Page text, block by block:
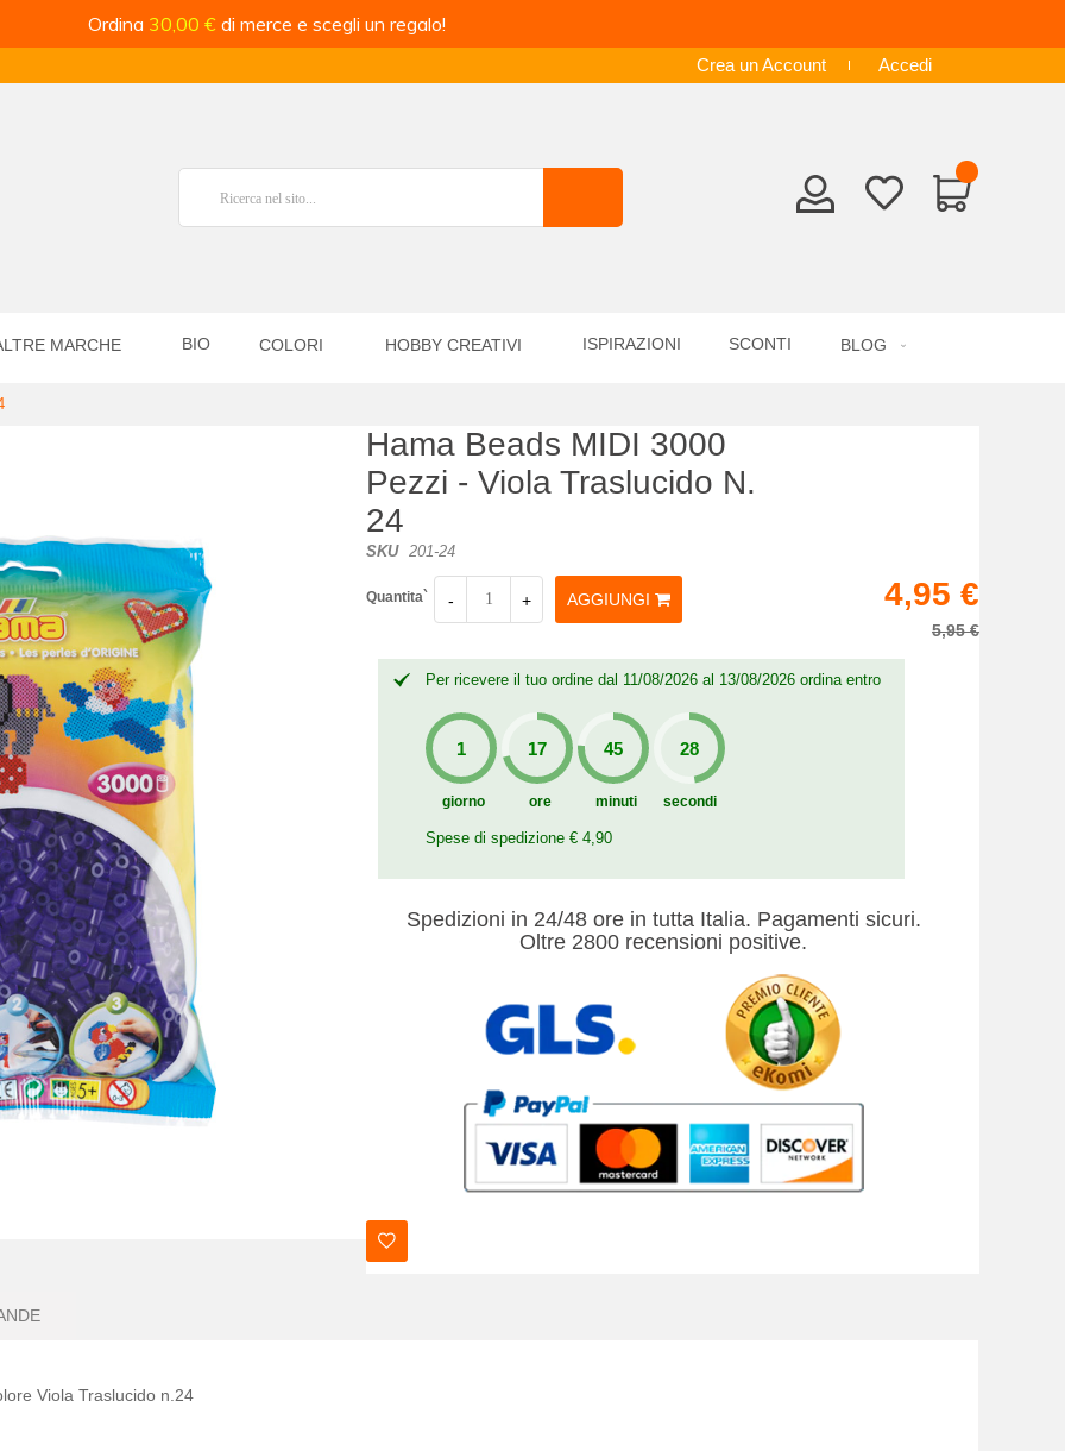
Ordina 30,00 € di merce e scegli un regalo!
Crea un Account Accedi
MARCHE BIO COLORI HOBBY CREATIVI ISPIRAZIONI SCONTI BLOG
Hama Beads MIDI 3000
Pezzi - Viola Traslucido N.
24
SKU 201-24
Quantita` - + AGGIUNGI 4,95 €
5,95 €
Per ricevere il tuo ordine dal 11/08/2026 al 13/08/2026 ordina entro
giorno ore minuti secondi
Spese di spedizione € 4,90
Spedizioni in 24/48 ore in tutta Italia. Pagamenti sicuri.
Oltre 2800 recensioni positive.
Viola Traslucido n.24